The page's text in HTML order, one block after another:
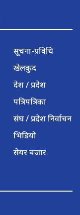
सूचना-प्रविधि
खेलकुद
देश / प्रदेश
पत्रिपत्रिका
संघ / प्रदेश निर्वाचन
भिडियो
सेयर बजार